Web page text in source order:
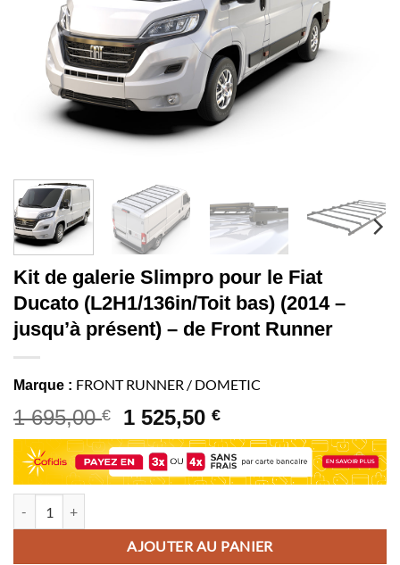
Kit de galerie Slimpro pour le Fiat
Ducato (L2H1/136in/Toit bas) (2014 –
jusqu’à présent) – de Front Runner
Marque : FRONT RUNNER / DOMETIC
1 695,00€ 1 525,50€
AJOUTER AU PANIER